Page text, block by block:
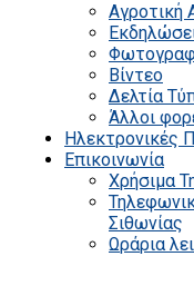
Αγροτική
Βίντεο
Δελτία
Άλλοι
Ηλεκτρονικές
Επικοινωνία
Χρήσιμα
Σιθωνίας
Ωράρια